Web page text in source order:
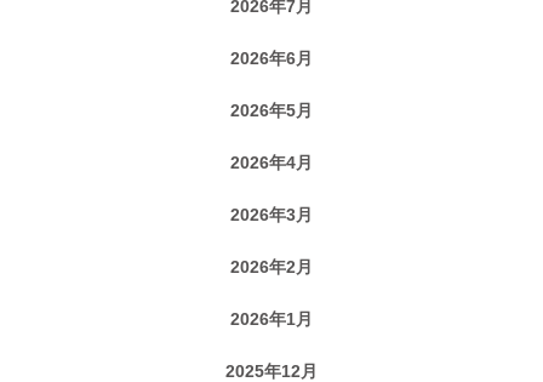
2026年7月
2026年6月
2026年5月
2026年4月
2026年3月
2026年2月
2026年1月
2025年12月